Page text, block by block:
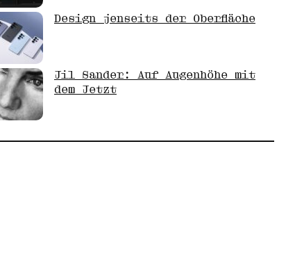
Design jenseits der Oberfläche
Jil Sander: Auf Augenhöhe mit
dem Jetzt